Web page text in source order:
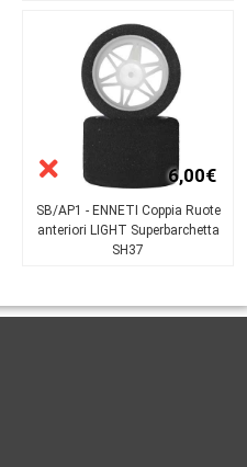
6,00€
SB/AP1 - ENNETI Coppia Ruote
anteriori LIGHT Superbarchetta
SH37